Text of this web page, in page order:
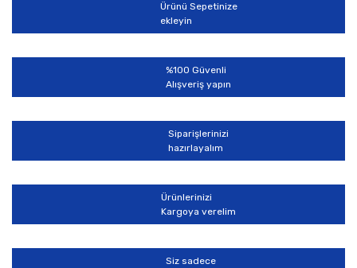
Ürünü Sepetinize
ekleyin
%100 Güvenli
Alışveriş yapın
Siparişlerinizi
hazırlayalım
Ürünlerinizi
Kargoya verelim
Siz sadece